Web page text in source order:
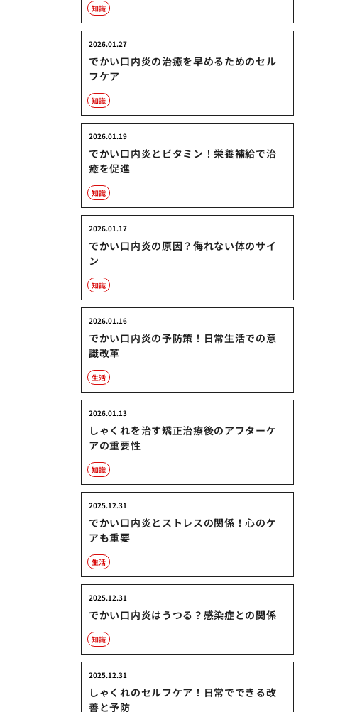
知識
でかい口内炎の治癒を早めるためのセル
フケア
2026.01.27
知識
でかい口内炎とビタミン！栄養補給で治
癒を促進
2026.01.19
知識
でかい口内炎の原因？侮れない体のサイ
ン
2026.01.17
知識
でかい口内炎の予防策！日常生活での意
識改革
2026.01.16
生活
しゃくれを治す矯正治療後のアフターケ
アの重要性
2026.01.13
知識
でかい口内炎とストレスの関係！心のケ
アも重要
2025.12.31
生活
でかい口内炎はうつる？感染症との関係
2025.12.31
知識
しゃくれのセルフケア！日常でできる改
善と予防
2025.12.31